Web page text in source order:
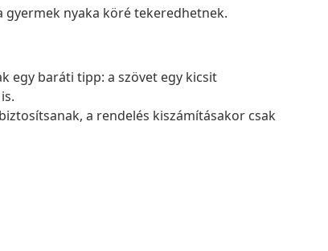
gyermek nyaka köré tekeredhetnek.
egy baráti tipp: a szövet egy kicsit
a rendelés kiszámításakor csak